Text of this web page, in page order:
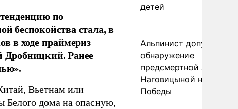
по
беспокойства стала, в
в ходе праймериз
Дробницкий. Ранее
Вьетнам или
Белого дома на опасную,
детей
Альпинист допустил
обнаружение
предсмертной записки
Наговицыной на пике
Победы